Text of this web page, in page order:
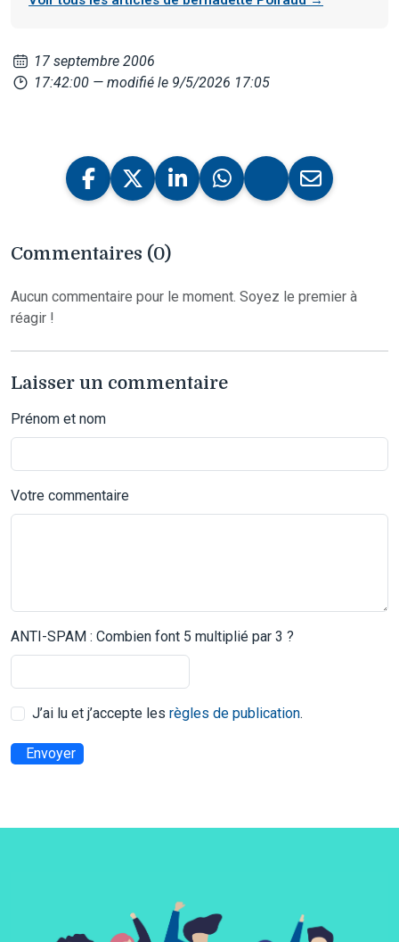
17 septembre 2006
17:42:00 — modifié le 9/5/2026 17:05
Commentaires (0)
Aucun commentaire pour le moment. Soyez le premier à
réagir !
Laisser un commentaire
Prénom et nom
Votre commentaire
ANTI-SPAM : Combien font 5 multiplié par 3 ?
J’ai lu et j’accepte les règles de publication.
Envoyer